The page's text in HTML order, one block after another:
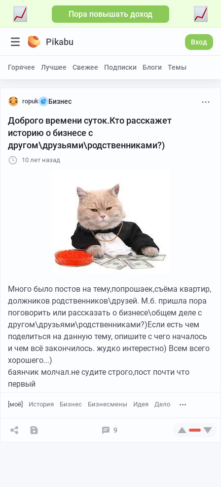
Пора повышать доход
Pikabu Вход
Горячее Лучшее Свежее Подписки Блоги Темы
ropuk Бизнес
Доброго времени суток.Кто расскажет
историю о бизнесе с
другом\друзьями\родственниками?)
10 лет назад
Много было постов на тему,попрошаек,съёма квартир,
должников родственников\друзей. М.б. пришла пора
поговорить или рассказать о бизнесе\общем деле с
другом\друзьями\родственниками?)Если есть чем
поделиться на данную тему, опишите с чего началось
и чем всё закончилось. жудко интерестно) Всем всего
хорошего...)
баянчик молчал.не судите строго,пост почти что
первый
[моё] История Бизнес Бизнесмены Идея Дело
9